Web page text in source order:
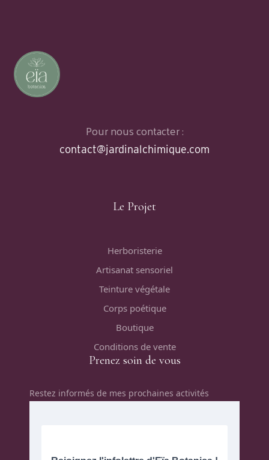
Pour nous contacter :
contact@jardinalchimique.com
Le Projet
Herboristerie
Artisanat sensoriel
Teinture végétale
Corps poétique
Boutique
Conditions de vente
Prenez soin de vous
Restez informés de mes prochaines activités